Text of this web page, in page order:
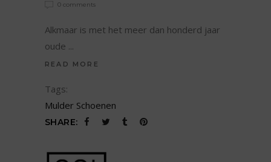
0 comments
Alkmaar is met het meer dan honderd jaar
oude
READ MORE
Tags:
Mulder Schoenen
SHARE: